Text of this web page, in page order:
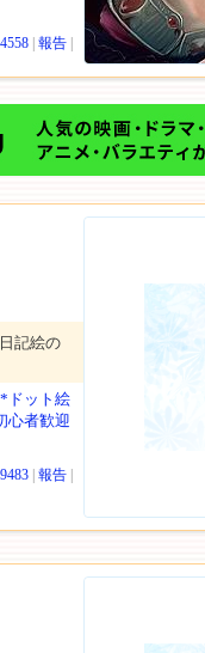
報告
記絵の
*ドット絵
心者歓迎
9483 報告